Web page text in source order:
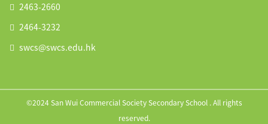
2463-2660
2464-3232
swcs@swcs.edu.hk
©2024 San Wui Commercial Society Secondary School . All rights
reserved.